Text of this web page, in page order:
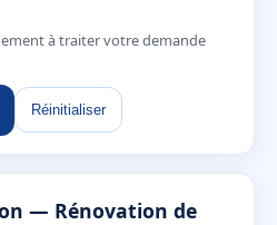
à traiter votre demande
Réinitialiser
— Rénovation de